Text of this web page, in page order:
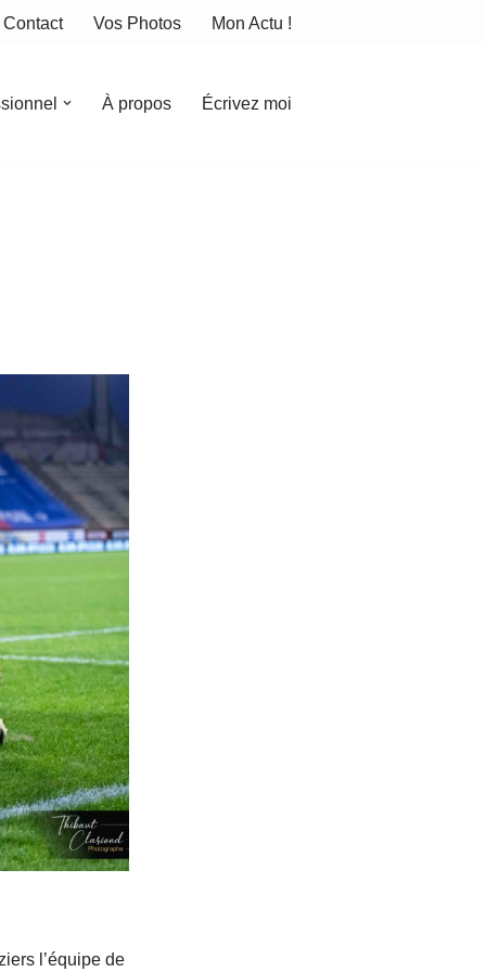
Contact Vos Photos Mon Actu !
À propos Écrivez moi
l’équipe de